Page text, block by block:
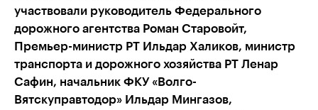
участвовали руководитель Федерального
дорожного агентства Роман Старовойт,
Премьер-министр РТ Ильдар Халиков, министр
транспорта и дорожного хозяйства РТ Ленар
Сафин, начальник ФКУ «Волго-
Вятскуправтодор» Ильдар Мингазов,